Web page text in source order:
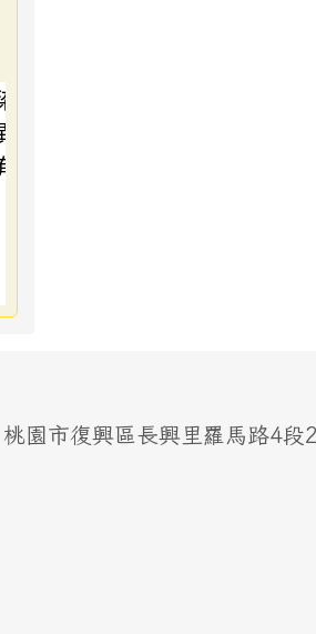
園市復興區長興里羅馬路4段